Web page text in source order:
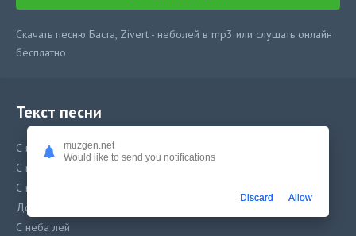
Скачать песню Баста, Zivert - неболей в mp3 или слушать онлайн
бесплатно
Текст песни
С неба лей, с неба лей, с неба лей
С неба-неба-неба лей
С неба лей, с неба-неба лей
Дождь пока меня ты ждешь
С неба лей
muzgen.net
Would like to send you notifications
Discard Allow